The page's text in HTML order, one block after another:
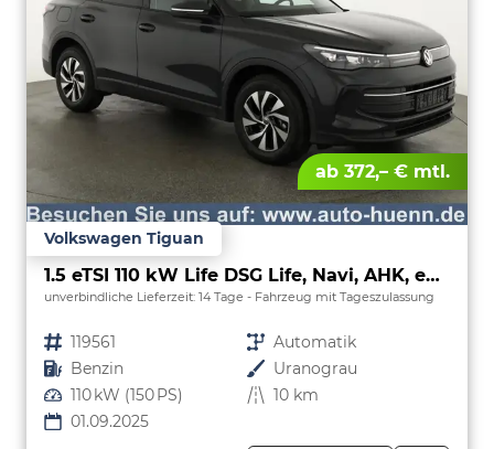
ab 372,– € mtl.
Volkswagen Tiguan
1.5 eTSI 110 kW Life DSG Life, Navi, AHK, easyOpen, LED-Plus, Kamera
unverbindliche Lieferzeit: 14 Tage Fahrzeug mit Tageszulassung
Fahrzeugnr. 119561 Getriebe Automatik
Kraftstoff Benzin Außenfarbe Uranograu
Leistung 110 kW (150 PS) Kilometerstand 10 km
01.09.2025